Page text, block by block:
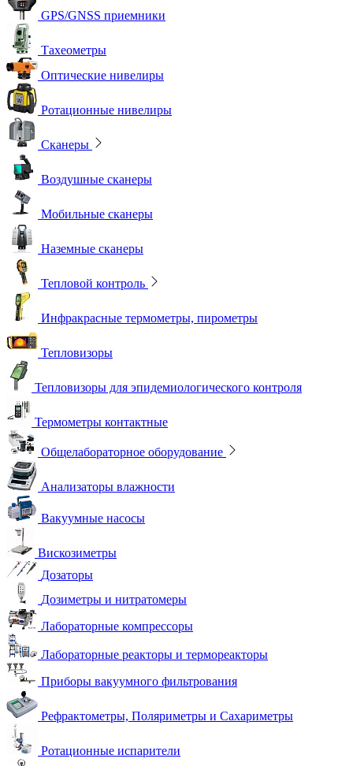
GPS/GNSS приемники
Тахеометры
Оптические нивелиры
Ротационные нивелиры
Сканеры
Воздушные сканеры
Мобильные сканеры
Наземные сканеры
Тепловой контроль
Инфракрасные термометры, пирометры
Тепловизоры
Тепловизоры для эпидемиологического контроля
Термометры контактные
Общелабораторное оборудование
Анализаторы влажности
Вакуумные насосы
Вискозиметры
Дозаторы
Дозиметры и нитратомеры
Лабораторные компрессоры
Лабораторные реакторы и термореакторы
Приборы вакуумного фильтрования
Рефрактометры, Поляриметры и Сахариметры
Ротационные испарители